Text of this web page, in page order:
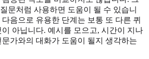
문처럼 사용하면 도움이 될 수 있습니
음으로 유용한 단계는 보통 또 다른 퀴
아닙니다. 예시를 모으고, 시간이 지나
가와의 대화가 도움이 될지 생각하는